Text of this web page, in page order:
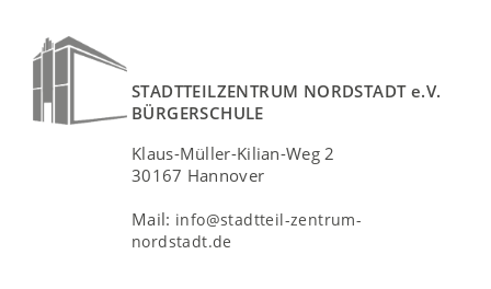
STADTTEILZENTRUM NORDSTADT e.V.
BÜRGERSCHULE
Klaus-Müller-Kilian-Weg 2
30167 Hannover
Mail: info@stadtteil-zentrum-
nordstadt.de